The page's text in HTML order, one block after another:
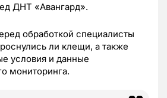
ДНТ «Авангард».
обработкой специалисты
ли клещи, а также
условия и данные
мониторинга.